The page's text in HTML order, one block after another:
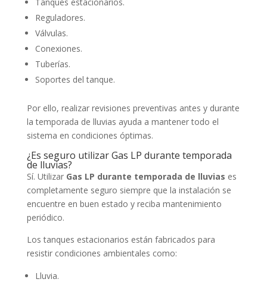
Reguladores.
Válvulas.
Conexiones.
Tuberías.
Soportes del tanque.
Por ello, realizar revisiones preventivas antes y durante
la temporada de lluvias ayuda a mantener todo el
sistema en condiciones óptimas.
¿Es seguro utilizar Gas LP durante temporada
de lluvias?
Sí. Utilizar Gas LP durante temporada de lluvias es
completamente seguro siempre que la instalación se
encuentre en buen estado y reciba mantenimiento
periódico.
Los tanques estacionarios están fabricados para
resistir condiciones ambientales como:
Lluvia.